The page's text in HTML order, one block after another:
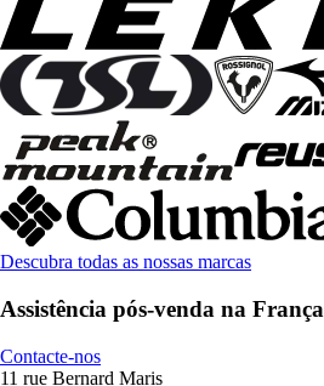
Descubra todas as nossas marcas
Assistência pós-venda na França
Contacte-nos
11 rue Bernard Maris